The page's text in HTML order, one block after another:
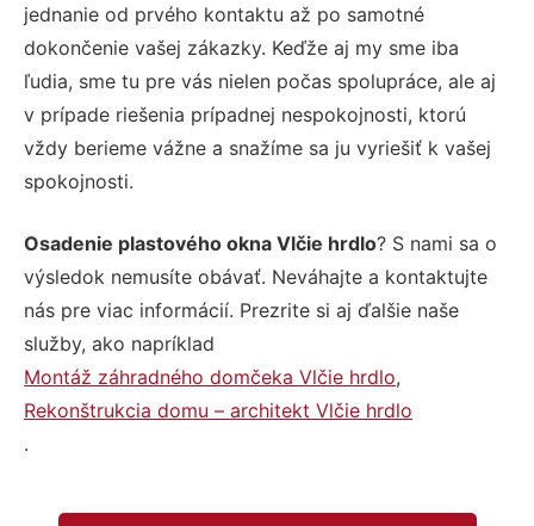
jednanie od prvého kontaktu až po samotné
dokončenie vašej zákazky. Keďže aj my sme iba
ľudia, sme tu pre vás nielen počas spolupráce, ale aj
v prípade riešenia prípadnej nespokojnosti, ktorú
vždy berieme vážne a snažíme sa ju vyriešiť k vašej
spokojnosti.
Osadenie plastového okna Vlčie hrdlo? S nami sa o
výsledok nemusíte obávať. Neváhajte a kontaktujte
nás pre viac informácií. Prezrite si aj ďalšie naše
služby, ako napríklad
Montáž záhradného domčeka Vlčie hrdlo,
Rekonštrukcia domu – architekt Vlčie hrdlo
.